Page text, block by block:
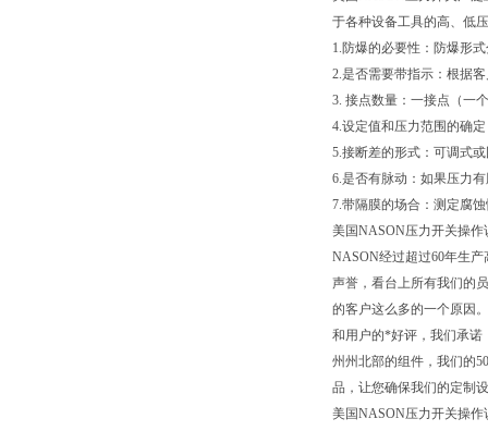
于各种设备工具的高、低
1.防爆的必要性：防爆形
2.是否需要带指示：根据
3. 接点数量：一接点（一
4.设定值和压力范围的确
5.接断差的形式：可调式
6.是否有脉动：如果压力
7.带隔膜的场合：测定腐
美国NASON压力开关操作
NASON经过超过60年生
声誉，看台上所有我们的
的客户这么多的一个原因
和用户的*好评，我们承诺
州州北部的组件，我们的
品，让您确保我们的定制
美国NASON压力开关操